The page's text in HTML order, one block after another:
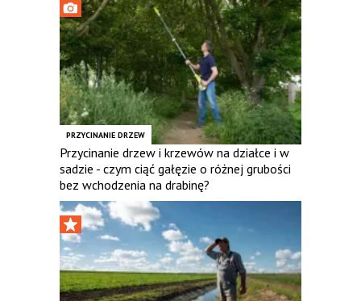
PRZYCINANIE DRZEW
Przycinanie drzew i krzewów na działce i w
sadzie - czym ciąć gałęzie o różnej grubości
bez wchodzenia na drabinę?